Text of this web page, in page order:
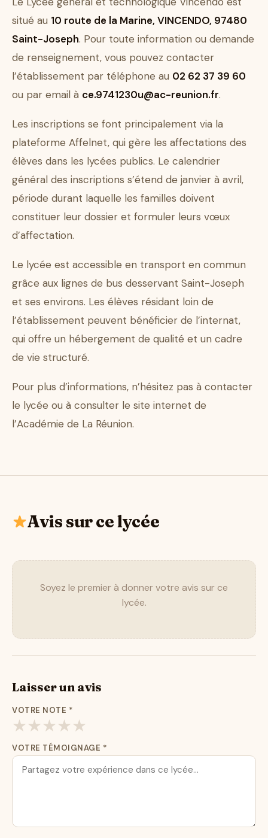
situé au 10 route de la Marine, VINCENDO, 97480
Saint-Joseph. Pour toute information ou demande
de renseignement, vous pouvez contacter
l’établissement par téléphone au 02 62 37 39 60
ou par email à ce.9741230u@ac-reunion.fr.
Les inscriptions se font principalement via la
plateforme Affelnet, qui gère les affectations des
élèves dans les lycées publics. Le calendrier
général des inscriptions s’étend de janvier à avril,
période durant laquelle les familles doivent
constituer leur dossier et formuler leurs vœux
d’affectation.
Le lycée est accessible en transport en commun
grâce aux lignes de bus desservant Saint-Joseph
et ses environs. Les élèves résidant loin de
l’établissement peuvent bénéficier de l’internat,
qui offre un hébergement de qualité et un cadre
de vie structuré.
Pour plus d’informations, n’hésitez pas à contacter
le lycée ou à consulter le site internet de
l’Académie de La Réunion.
Avis sur ce lycée
Soyez le premier à donner votre avis sur ce
lycée.
Laisser un avis
VOTRE NOTE *
★★★★★
VOTRE TÉMOIGNAGE *